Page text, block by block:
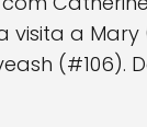
a Mary
(#106).